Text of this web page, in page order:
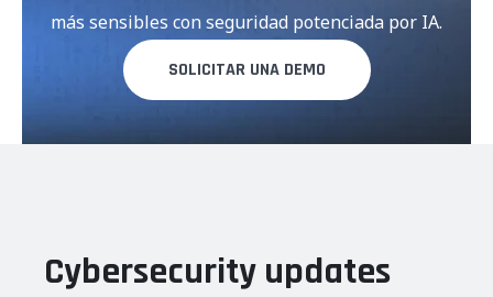
más sensibles con seguridad potenciada por IA.
SOLICITAR UNA DEMO
Cybersecurity updates